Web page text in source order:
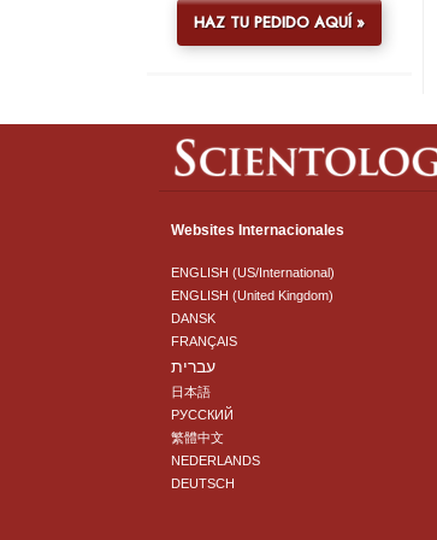
HAZ TU PEDIDO AQUÍ »
Websites Internacionales
ENGLISH (US/International)
ENGLISH (United Kingdom)
DANSK
FRANÇAIS
עברית
日本語
РУССКИЙ
繁體中文
NEDERLANDS
DEUTSCH